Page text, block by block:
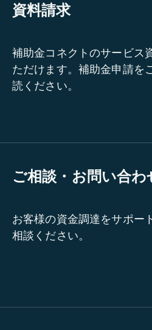
資料請求
補助金コネクトのサービス
ただけます。補助金申請を
読ください。
ご相談・お問い合わ
お客様の資金調達をサポー
相談ください。